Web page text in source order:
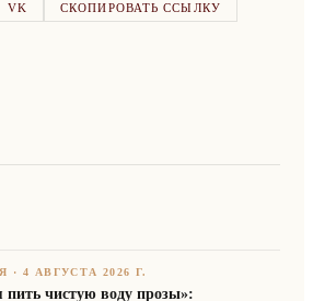
VK СКОПИРОВАТЬ ССЫЛКУ
·4 АВГУСТА 2026 Г.
пить чистую воду прозы»: